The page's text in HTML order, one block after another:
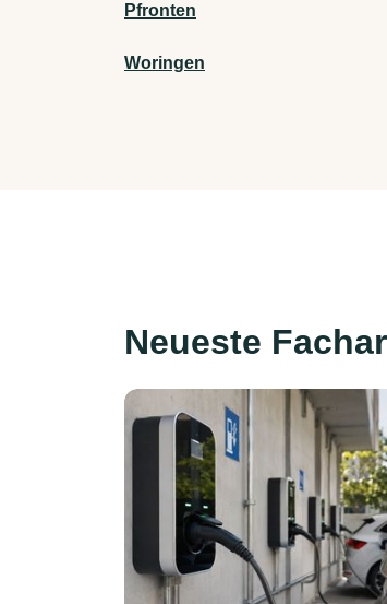
Pfronten
Woringen
Neueste